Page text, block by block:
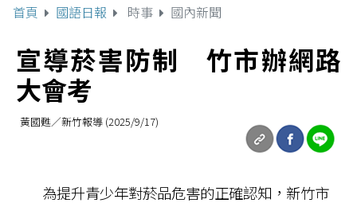
首頁 國語日報 時事 國內新聞
宣導菸害防制 竹市辦網路
大會考
黃國甦／新竹報導 (2025/9/17)
為提升青少年對菸品危害的正確認知，新竹市